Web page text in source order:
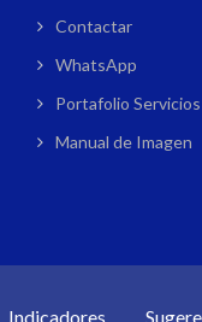
Contactar
WhatsApp
Portafolio Servicios
Manual de Imagen
Indicadores